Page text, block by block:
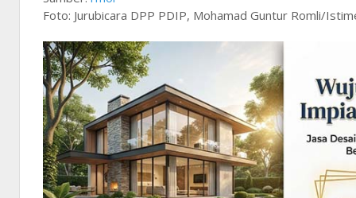
Foto: Jurubicara DPP PDIP, Mohamad Guntur Romli/